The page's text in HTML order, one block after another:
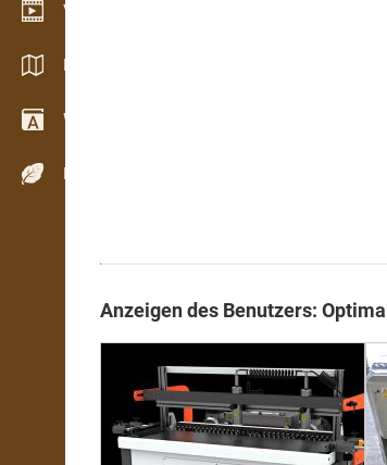
Video Showroom
Kataloge / Broschüren
Wörterbuch
Holzarten
Anzeigen des Benutzers: Optimall